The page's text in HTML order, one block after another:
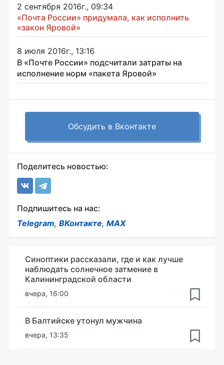
2 сентября 2016г., 09:34
«Почта России» придумала, как исполнить
«закон Яровой»
8 июля 2016г., 13:16
В «Почте России» подсчитали затраты на
исполнение норм «пакета Яровой»
Обсудить в Вконтакте
Поделитесь новостью:
Подпишитесь на нас:
Telegram, ВКонтакте, MAX
Синоптики рассказали, где и как лучше
наблюдать солнечное затмение в
Калининградской области
вчера, 16:00
В Балтийске утонул мужчина
вчера, 13:35